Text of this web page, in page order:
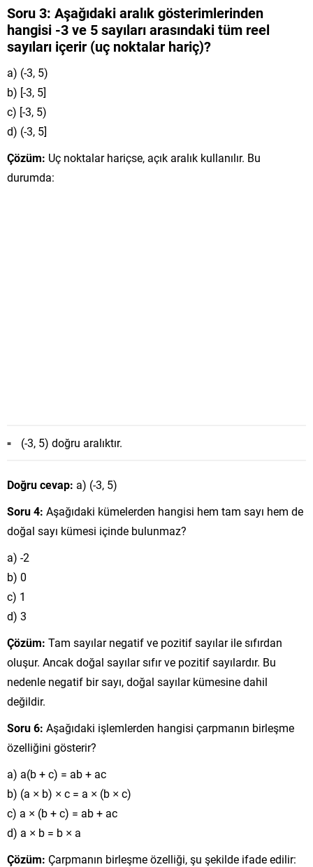
Soru 3: Aşağıdaki aralık gösterimlerinden
hangisi -3 ve 5 sayıları arasındaki tüm reel
sayıları içerir (uç noktalar hariç)?
a) (-3, 5)
b) [-3, 5]
c) [-3, 5)
d) (-3, 5]
Çözüm: Uç noktalar hariçse, açık aralık kullanılır. Bu
durumda:
(-3, 5) doğru aralıktır.
Doğru cevap: a) (-3, 5)
Soru 4: Aşağıdaki kümelerden hangisi hem tam sayı hem de
doğal sayı kümesi içinde bulunmaz?
a) -2
b) 0
c) 1
d) 3
Çözüm: Tam sayılar negatif ve pozitif sayılar ile sıfırdan
oluşur. Ancak doğal sayılar sıfır ve pozitif sayılardır. Bu
nedenle negatif bir sayı, doğal sayılar kümesine dahil
değildir.
Soru 6: Aşağıdaki işlemlerden hangisi çarpmanın birleşme
özelliğini gösterir?
a) a(b + c) = ab + ac
b) (a × b) × c = a × (b × c)
c) a × (b + c) = ab + ac
d) a × b = b × a
Çözüm: Çarpmanın birleşme özelliği, şu şekilde ifade edilir: